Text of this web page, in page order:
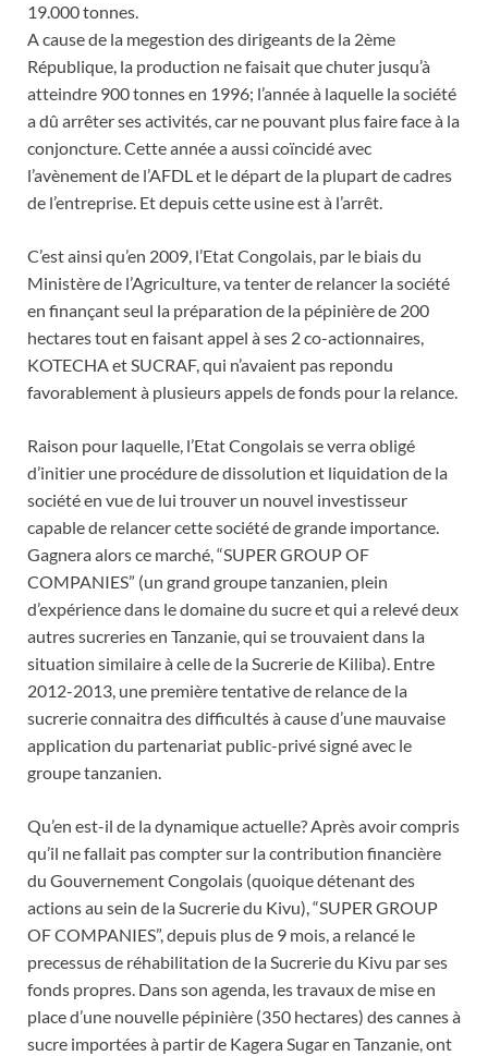
19.000 tonnes.
A cause de la megestion des dirigeants de la 2ème
République, la production ne faisait que chuter jusqu’à
atteindre 900 tonnes en 1996; l’année à laquelle la société
a dû arrêter ses activités, car ne pouvant plus faire face à la
conjoncture. Cette année a aussi coïncidé avec
l’avènement de l’AFDL et le départ de la plupart de cadres
de l’entreprise. Et depuis cette usine est à l’arrêt.
C’est ainsi qu’en 2009, l’Etat Congolais, par le biais du
Ministère de l’Agriculture, va tenter de relancer la société
en finançant seul la préparation de la pépinière de 200
hectares tout en faisant appel à ses 2 co-actionnaires,
KOTECHA et SUCRAF, qui n’avaient pas repondu
favorablement à plusieurs appels de fonds pour la relance.
Raison pour laquelle, l’Etat Congolais se verra obligé
d’initier une procédure de dissolution et liquidation de la
société en vue de lui trouver un nouvel investisseur
capable de relancer cette société de grande importance.
Gagnera alors ce marché, “SUPER GROUP OF
COMPANIES” (un grand groupe tanzanien, plein
d’expérience dans le domaine du sucre et qui a relevé deux
autres sucreries en Tanzanie, qui se trouvaient dans la
situation similaire à celle de la Sucrerie de Kiliba). Entre
2012-2013, une première tentative de relance de la
sucrerie connaitra des difficultés à cause d’une mauvaise
application du partenariat public-privé signé avec le
groupe tanzanien.
Qu’en est-il de la dynamique actuelle? Après avoir compris
qu’il ne fallait pas compter sur la contribution financière
du Gouvernement Congolais (quoique détenant des
actions au sein de la Sucrerie du Kivu), “SUPER GROUP
OF COMPANIES”, depuis plus de 9 mois, a relancé le
precessus de réhabilitation de la Sucrerie du Kivu par ses
fonds propres. Dans son agenda, les travaux de mise en
place d’une nouvelle pépinière (350 hectares) des cannes à
sucre importées à partir de Kagera Sugar en Tanzanie, ont